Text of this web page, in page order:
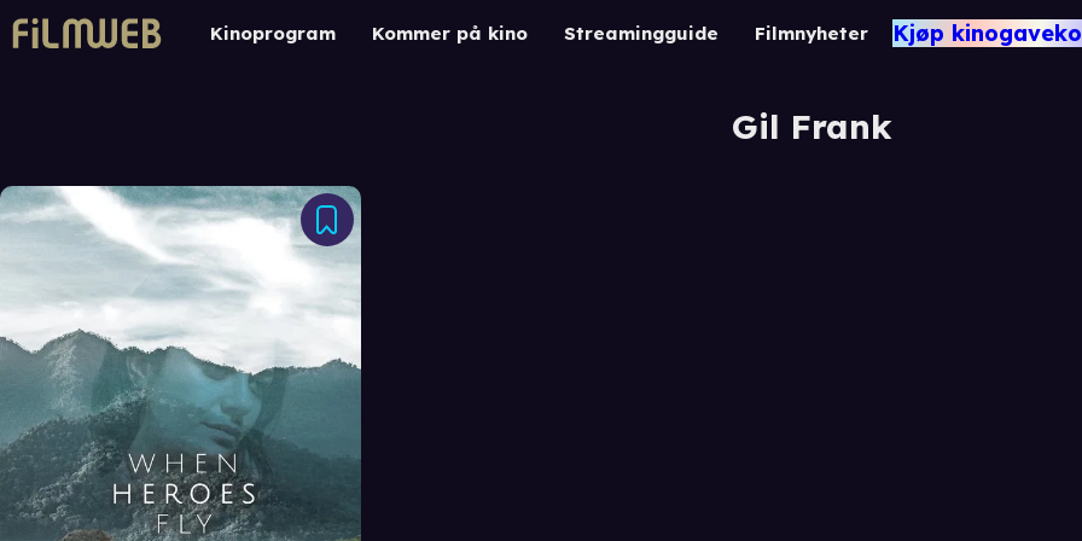
Kinoprogram Kommer på kino Streamingguide Filmnyheter Kjøp
Gil Frank